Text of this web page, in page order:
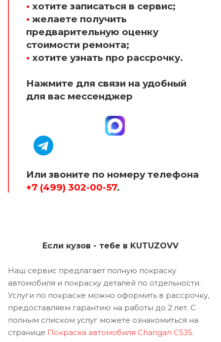
• хотите записаться в сервис;
• желаете получить
предварительную оценку
стоимости ремонта;
• хотите узнать про рассрочку.
Нажмите для связи на удобный
для вас мессенджер
Или звоните по номеру телефона
+7 (499) 302-00-57.
Если кузов - тебе в KUTUZOVV
Наш сервис предлагает полную покраску
автомобиля и покраску деталей по отдельности.
Услуги по покраске можно оформить в рассрочку,
предоставляем гарантию на работы до 2 лет. С
полным списком услуг можете ознакомиться на
странице Покраска автомобиля Changan CS35.